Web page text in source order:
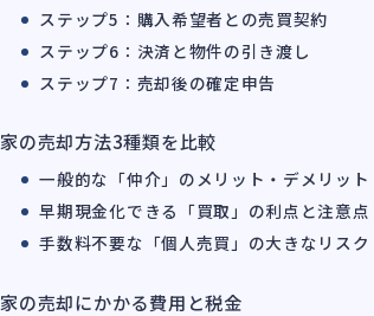
ステップ5：購入希望者との売買契約
ステップ6：決済と物件の引き渡し
ステップ7：売却後の確定申告
家の売却方法3種類を比較
一般的な「仲介」のメリット・デメリット
早期現金化できる「買取」の利点と注意点
手数料不要な「個人売買」の大きなリスク
家の売却にかかる費用と税金